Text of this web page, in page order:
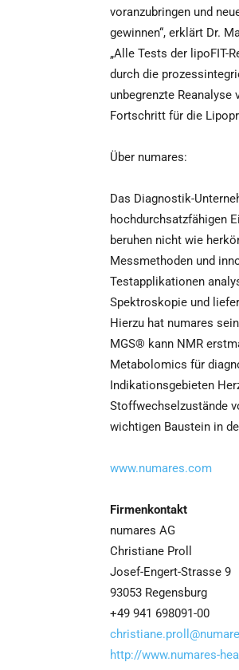
voranzubringen und
gewinnen“, erklärt Dr.
„Alle Tests der lipoFIT-
durch die
unbegrenzte
Fortschritt für die
Über numares:
Das Diagnostik-
hochdurchsatzfähigen
beruhen nicht wie
Messmethoden und
Testapplikationen
Spektroskopie und
Hierzu hat numares
MGS® kann NMR
Metabolomics für
Indikationsgebieten
Stoffwechselzustände
wichtigen Baustein in
www.numares.com
Firmenkontakt
numares AG
Christiane Proll
Josef-Engert-Strasse 9
93053 Regensburg
+49 941 698091-00
http://www.numares-